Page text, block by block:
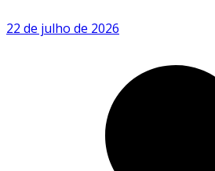
22 de julho de 2026